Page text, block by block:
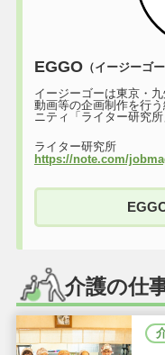
EGGO（イージーゴー
イージーゴーは東京・
動画等の企画制作を行
ニティ「ライター研究所
ライター研究所
https://note.com/
介護の仕